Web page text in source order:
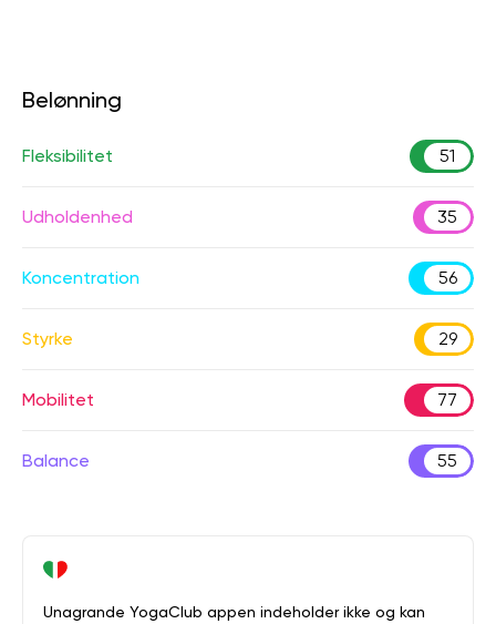
Belønning
Fleksibilitet 51
Udholdenhed 35
Koncentration 56
Styrke 29
Mobilitet 77
Balance 55
Unagrande YogaClub appen indeholder ikke og kan